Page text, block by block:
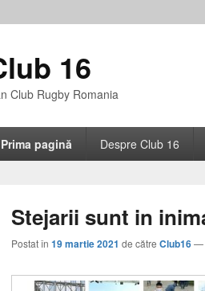
16
Club Rugby Romania
Prima pagină Despre Club 16
Stejarii sunt in
Postat în 19 martie 2021 de către Club16—